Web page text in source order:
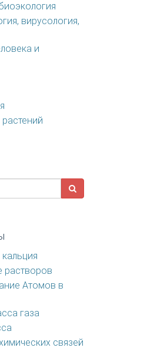
вирусология,
и
растворов
Атомов в
газа
связей